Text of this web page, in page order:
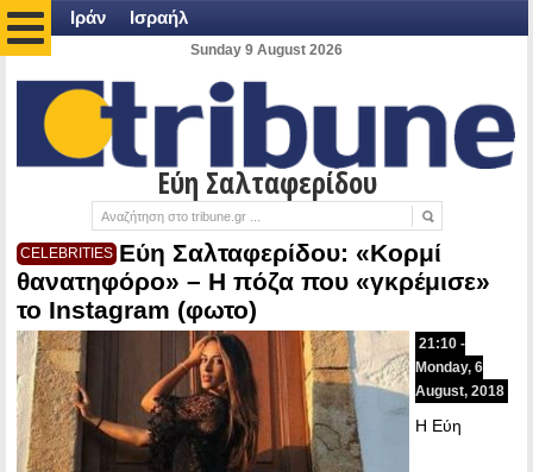
Ιράν Ισραήλ
Sunday 9 August 2026
Εύη Σαλταφερίδου
CELEBRITIES Εύη Σαλταφερίδου: «Κορμί
θανατηφόρο» – Η πόζα που «γκρέμισε»
το Instagram (φωτο)
21:10 -
Monday, 6
August, 2018
Η Εύη